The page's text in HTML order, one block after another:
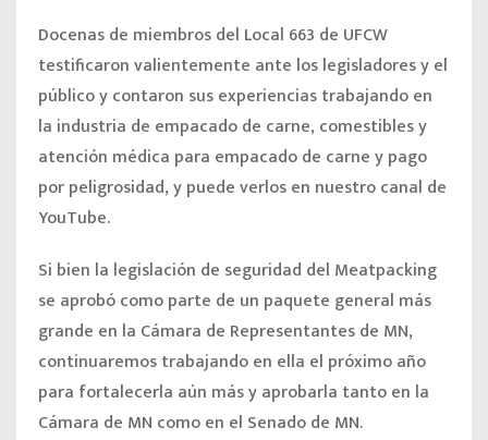
Docenas de miembros del Local 663 de UFCW
testificaron valientemente ante los legisladores y el
público y contaron sus experiencias trabajando en
la industria de empacado de carne, comestibles y
atención médica para empacado de carne y pago
por peligrosidad, y puede verlos en nuestro canal de
YouTube.
Si bien la legislación de seguridad del Meatpacking
se aprobó como parte de un paquete general más
grande en la Cámara de Representantes de MN,
continuaremos trabajando en ella el próximo año
para fortalecerla aún más y aprobarla tanto en la
Cámara de MN como en el Senado de MN.